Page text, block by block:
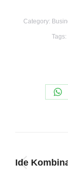
Category:
Tags:
Ide